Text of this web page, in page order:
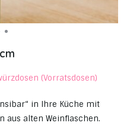
(Vorratsdosen)
in Ihre Küche mit
aus alten Weinflaschen.